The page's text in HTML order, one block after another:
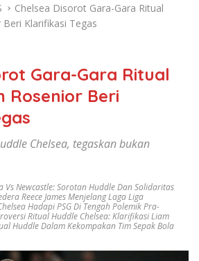
Chelsea Disorot Gara-Gara Ritual
Klarifikasi Tegas
Gara-Gara Ritual
Rosenior Beri
Chelsea, tegaskan bukan
Vs Newcastle: Sorotan Huddle Dan Solidaritas
Reece James Menjelang Laga Liga
Hadapi PSG Di Tengah Polemik Pra-
Ritual Huddle Chelsea: Klarifikasi Liam
Huddle Dalam Kekompakan Tim Sepak Bola